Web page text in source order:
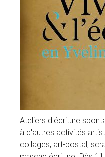
Ateliers d'écriture
à d'autres activités
collages, art-postal,